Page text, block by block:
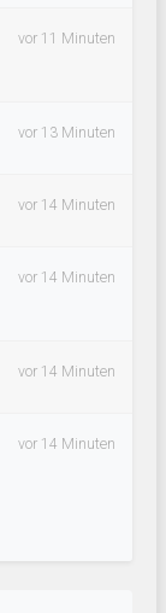
vor 11 Minuten
vor 13 Minuten
vor 14 Minuten
vor 14 Minuten
vor 14 Minuten
vor 14 Minuten